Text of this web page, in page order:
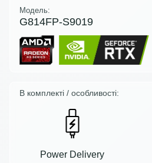
Модель:
G814FP-S9019
В комплекті / особливості:
Power Delivery